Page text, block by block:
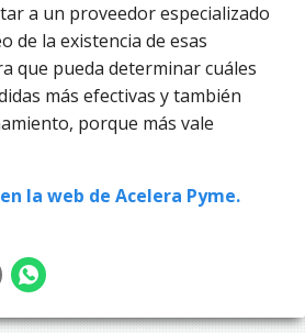
a un proveedor especializado
de la existencia de esas
que pueda determinar cuáles
más efectivas y también
porque más vale
la web de Acelera Pyme.